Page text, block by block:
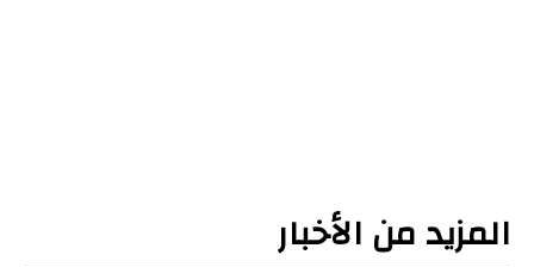
المزيد من الأخبار